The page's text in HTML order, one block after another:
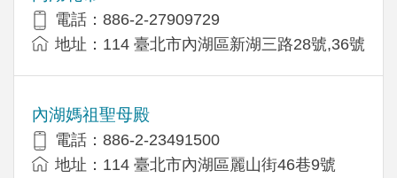
電話：886-2-27909729
地址：114 臺北市內湖區新湖三路28號,36號
內湖媽祖聖母殿
電話：886-2-23491500
地址：114 臺北市內湖區麗山街46巷9號